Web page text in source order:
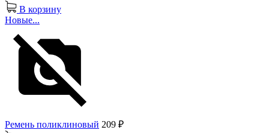
В корзину
Новые...
Ремень поликлиновый 209 ₽